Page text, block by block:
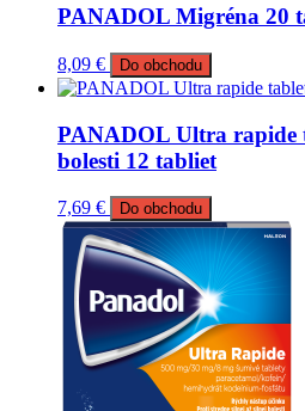
PANADOL Migréna 20
8,09 € Do obchodu
PANADOL Ultra rapide
bolesti 12 tabliet
7,69 € Do obchodu